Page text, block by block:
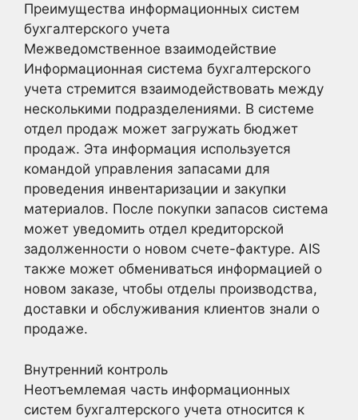
Преимущества информационных систем
бухгалтерского учета
Межведомственное взаимодействие
Информационная система бухгалтерского
учета стремится взаимодействовать между
несколькими подразделениями. В системе
отдел продаж может загружать бюджет
продаж. Эта информация используется
командой управления запасами для
проведения инвентаризации и закупки
материалов. После покупки запасов система
может уведомить отдел кредиторской
задолженности о новом счете-фактуре. AIS
также может обмениваться информацией о
новом заказе, чтобы отделы производства,
доставки и обслуживания клиентов знали о
продаже.
Внутренний контроль
Неотъемлемая часть информационных
систем бухгалтерского учета относится к